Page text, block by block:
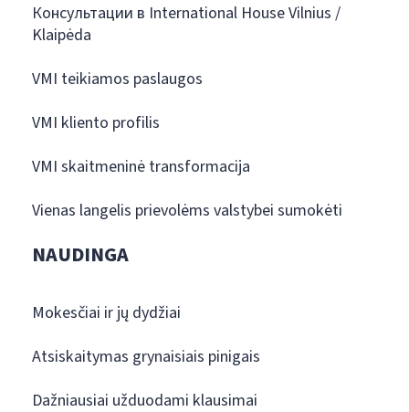
Консультации в International House Vilnius /
Klaipėda
VMI teikiamos paslaugos
VMI kliento profilis
VMI skaitmeninė transformacija
Vienas langelis prievolėms valstybei sumokėti
NAUDINGA
Mokesčiai ir jų dydžiai
Atsiskaitymas grynaisiais pinigais
Dažniausiai užduodami klausimai